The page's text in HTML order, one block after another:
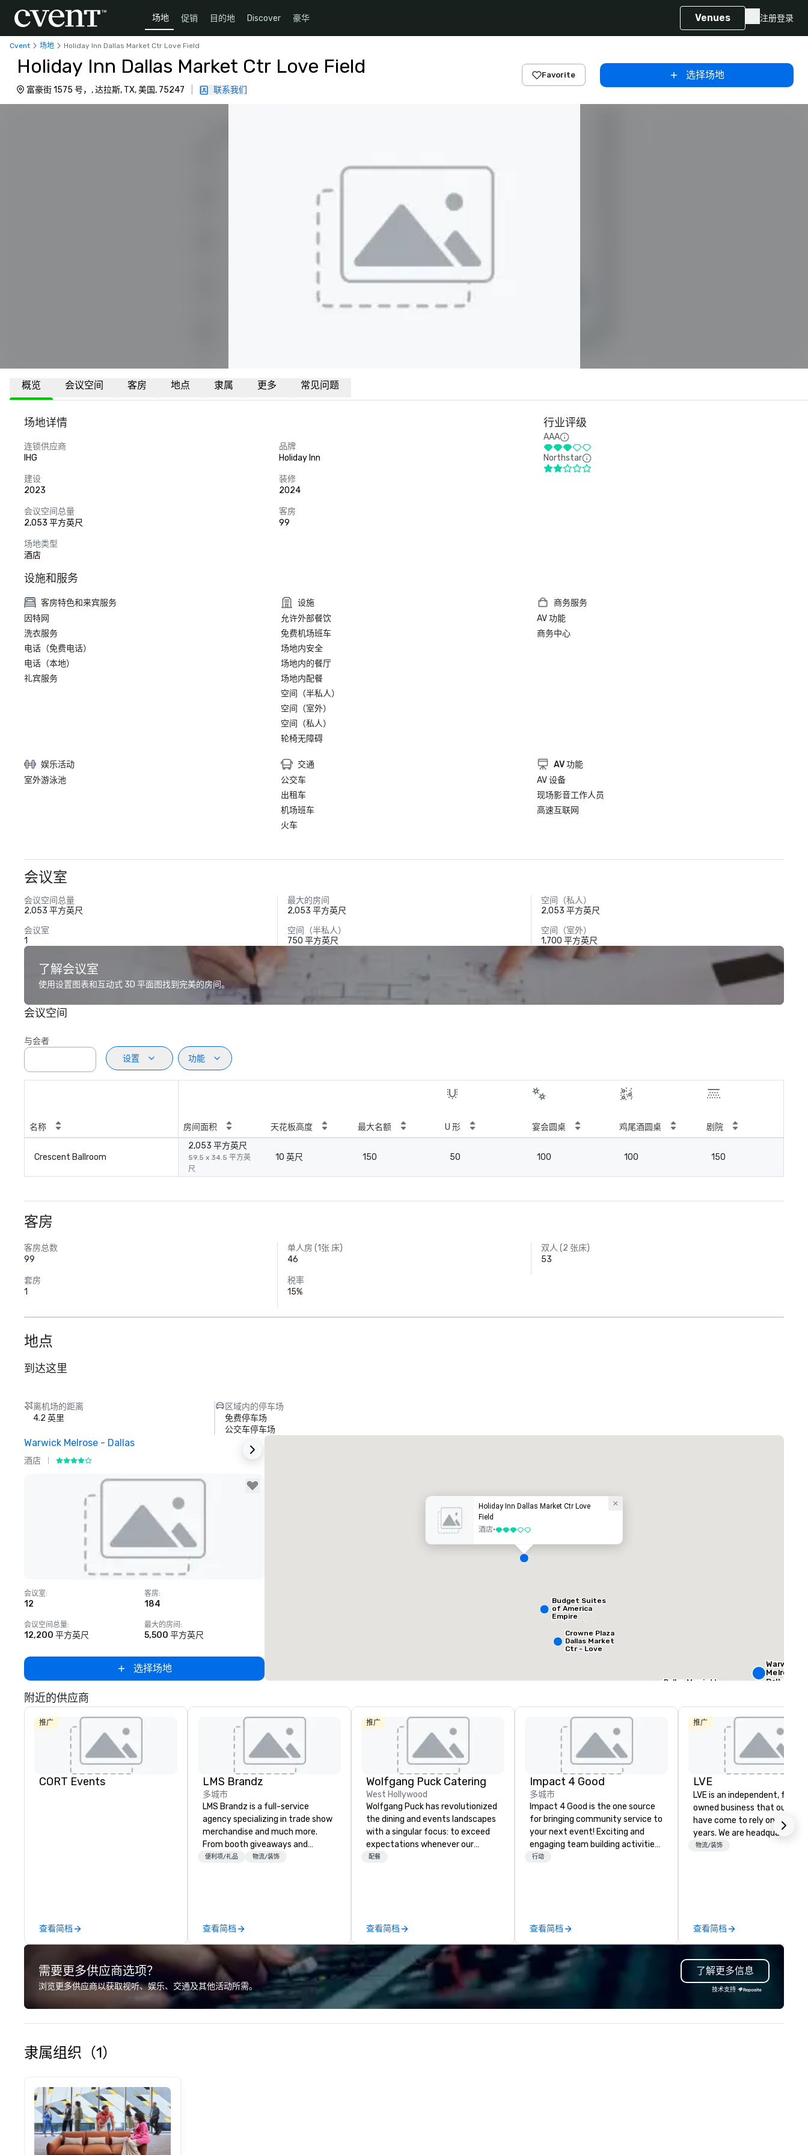
场地 促销 目的地 Discover 豪华 Venues 注册登录
Cvent 场地 Holiday Inn Dallas Market Ctr Love Field
Holiday Inn Dallas Market Ctr Love Field
富豪街 1575 号，, 达拉斯, TX, 美国, 75247 联系我们
Favorite 选择场地
概览 会议空间 客房 地点 隶属 更多 常见问题
场地详情
连锁供应商
IHG
品牌
Holiday Inn
建设
2023
装修
2024
会议空间总量
2,053 平方英尺
客房
99
场地类型
酒店
行业评级
AAA
Northstar
设施和服务
客房特色和来宾服务
因特网
洗衣服务
电话（免费电话）
电话（本地）
礼宾服务
设施
允许外部餐饮
免费机场班车
场地内安全
场地内的餐厅
场地内配餐
空间（半私人）
空间（室外）
空间（私人）
轮椅无障碍
商务服务
AV 功能
商务中心
娱乐活动
室外游泳池
交通
公交车
出租车
机场班车
火车
AV 功能
AV 设备
现场影音工作人员
高速互联网
会议室
会议空间总量
2,053 平方英尺
最大的房间
2,053 平方英尺
空间（私人）
2,053 平方英尺
会议室
1
空间（半私人）
750 平方英尺
空间（室外）
1,700 平方英尺
了解会议室
使用设置图表和互动式 3D 平面图找到完美的房间。
会议空间
与会者
设置
功能
名称 房间面积 天花板高度 最大名额 U 形 宴会圆桌 鸡尾酒圆桌 剧院
Crescent Ballroom
2,053 平方英尺
59.5 x 34.5 平方英
尺
10 英尺 150 50 100 100 150
客房
客房总数
99
单人房 (1张 床)
46
双人 (2 张床)
53
套房
1
税率
15%
地点
到达这里
离机场的距离
4.2 英里
区域内的停车场
免费停车场
公交车停车场
Warwick Melrose - Dallas
酒店
Removed from favorites
会议室:
12
客房:
184
会议空间总量:
12,200 平方英尺
最大的房间 :
5,500 平方英尺
选择场地
1,144 平方英尺
Holiday Inn Dallas Market Ctr Love
Field
酒店•3/5
Warwick
Melrose -
Dallas
Crowne Plaza
Dallas Market
Ctr - Love
Medical/Market
Center
Dallas Marriott
Center
Budget Suites
of America
Empire
Central/Dallas
附近的供应商
推广
CORT Events
查看简档
LMS Brandz
多城市
LMS Brandz is a full-service
agency specializing in trade show
merchandise and much more.
From booth giveaways and
branded apparel to executive
choose from, our 20+ years of
industry experience and
commitment to exceptional
customer service set us apart. We
deliver smart, reliable solutions
designed to make the end-user
experience seamless from start
to finish. We are also a certified
便利项/礼品 物流/装饰
查看简档
推广
Wolfgang Puck Catering
West Hollywood
Wolfgang Puck has revolutionized
the dining and events landscapes
with a singular focus: to exceed
expectations whenever our
guests gather for a meal.
team continues to set the
standard for culinary excellence,
bringing Wolfgang’s legendary
combination of innovative cuisine
and refined service to the worlds’
most renowned and demanding
corporate, cultural and
entertainment clients.
配餐
查看简档
Impact 4 Good
多城市
Impact 4 Good is the one source
for bringing community service to
your next event! Exciting and
engaging team building activities
are just part of what we offer. Let
initial request through the day of
your event, Impact 4 Good
handles all the details. Where are
we? Nationwide and abroad, our
local team’s got you covered. Got
your philanthropic values into
action. Short on time? Activities
行动
查看简档
推广
LVE
LVE is an independent, family
owned business that our
have come to rely on for
years. We are headquartered
Las Vegas and have satellite
contracting, custom exhibit
building, graphic design,
and logistics. We are able to
troubleshoot any problem
our extensive knowledge and
implement the right
物流/装饰
查看简档
需要更多供应商选项？
浏览更多供应商以获取视听、娱乐、交通及其他活动所需。
了解更多信息
技术支持
隶属组织（1）